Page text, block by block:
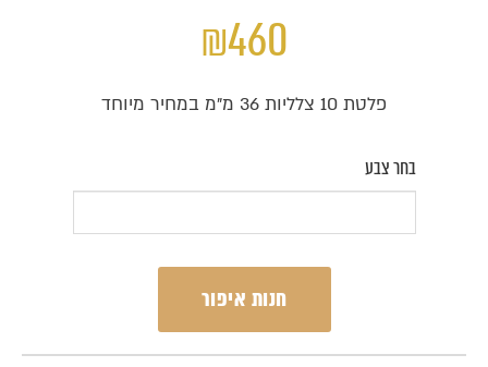
₪460
פלטת 10 צלליות 36 מ"מ במחיר מיוחד
בחר צבע
חנות איפור